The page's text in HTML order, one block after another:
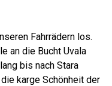
Fahrrädern los.
an die Bucht Uvala
bis nach Stara
karge Schönheit der